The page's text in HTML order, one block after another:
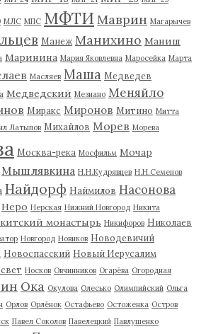
МЛС МПС МФТИ Маврин Магарычев
Манеж Манихино Маниш
Маринина Мария Яковлевна Маросейка Марта
Масляев Маша Медведев
Медведский Мезиано Меняйло
Миракс Миронов Митино Митта
Латыпов Михайлов Морев Морева
Москва-река Мосфильм Мочар
Мышлявкина Н.Н.Кудрявцев Н.Н.Семенов
Найдорф Наймилов Насонова
Неро Нерская Нижний Новгород Никита
монастырь Никифоров Николаев
Новгород Новиков Новодевичий
Новоспасский Новый Иерусалим
Носков Овчинников Огарёва Огородная
Ока Окулова Олесько Олимпийский Ольга
Орлов Орлёнок Остафьево Остоженка Остров
Павел Соколов Павелецкий Павлушенко